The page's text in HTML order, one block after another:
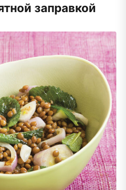
заправкой